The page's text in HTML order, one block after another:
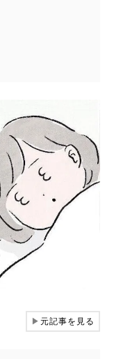
▶元記事を見る